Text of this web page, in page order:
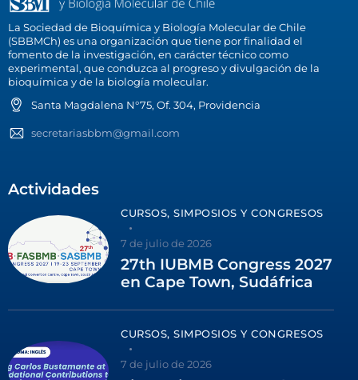
La Sociedad de Bioquímica y Biología Molecular de Chile
(SBBMCh) es una organización que tiene por finalidad el
fomento de la investigación, en carácter técnico como
experimental, que conduzca al progreso y divulgación de la
bioquímica y de la biología molecular.
Santa Magdalena N°75, Of. 304, Providencia
secretariasbbm@gmail.com
Actividades
CURSOS, SIMPOSIOS Y CONGRESOS
7 de julio de 2026
27th IUBMB Congress 2027
en Cape Town, Sudáfrica
CURSOS, SIMPOSIOS Y CONGRESOS
7 de julio de 2026